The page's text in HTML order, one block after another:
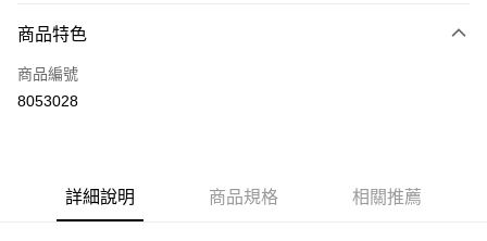
信用卡一次付款
超商取貨付款
街口支付
商品特色
商品編號
8053028
詳細說明 商品規格 相關推薦